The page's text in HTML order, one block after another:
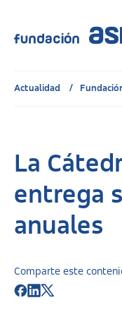
Actualidad
La
entrega
anuales
Comparte este